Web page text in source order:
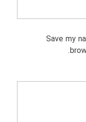
Save my